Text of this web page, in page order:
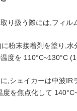
り扱う際には,フィ
粉末接着剤を塗り,水
度を 110°C~130°C
,シェイカーは中波
度を焦点化して